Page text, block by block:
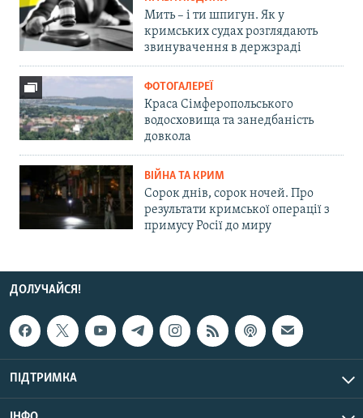
Мить – і ти шпигун. Як у
кримських судах розглядають
звинувачення в держзраді
ФОТОГАЛЕРЕЇ
Краса Сімферопольського
водосховища та занедбаність
довкола
ВІЙНА ТА КРИМ
Сорок днів, сорок ночей. Про
результати кримської операції з
примусу Росії до миру
ДОЛУЧАЙСЯ!
ПІДТРИМКА